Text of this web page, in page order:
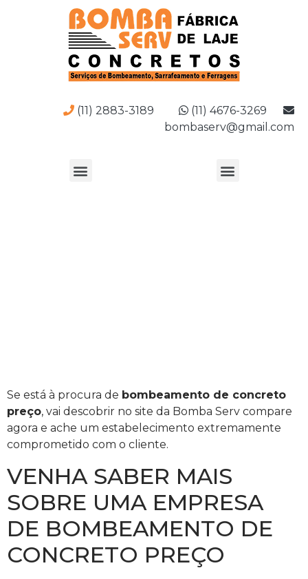
(11) 2883-3189
(11) 4676-3269
bombaserv@gmail.com
Se está à procura de bombeamento de concreto
preço, vai descobrir no site da Bomba Serv compare
agora e ache um estabelecimento extremamente
comprometido com o cliente.
VENHA SABER MAIS
SOBRE UMA EMPRESA
DE BOMBEAMENTO DE
CONCRETO PREÇO